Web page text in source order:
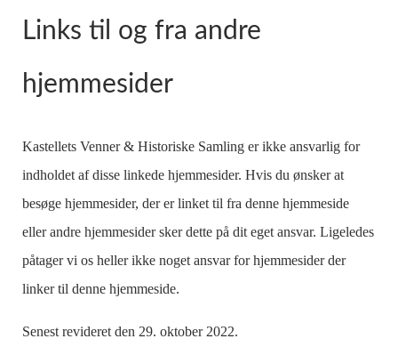
Links til og fra andre
hjemmesider
Kastellets Venner & Historiske Samling er ikke ansvarlig for
indholdet af disse linkede hjemmesider. Hvis du ønsker at
besøge hjemmesider, der er linket til fra denne hjemmeside
eller andre hjemmesider sker dette på dit eget ansvar. Ligeledes
påtager vi os heller ikke noget ansvar for hjemmesider der
linker til denne hjemmeside.
Senest revideret den 29. oktober 2022.